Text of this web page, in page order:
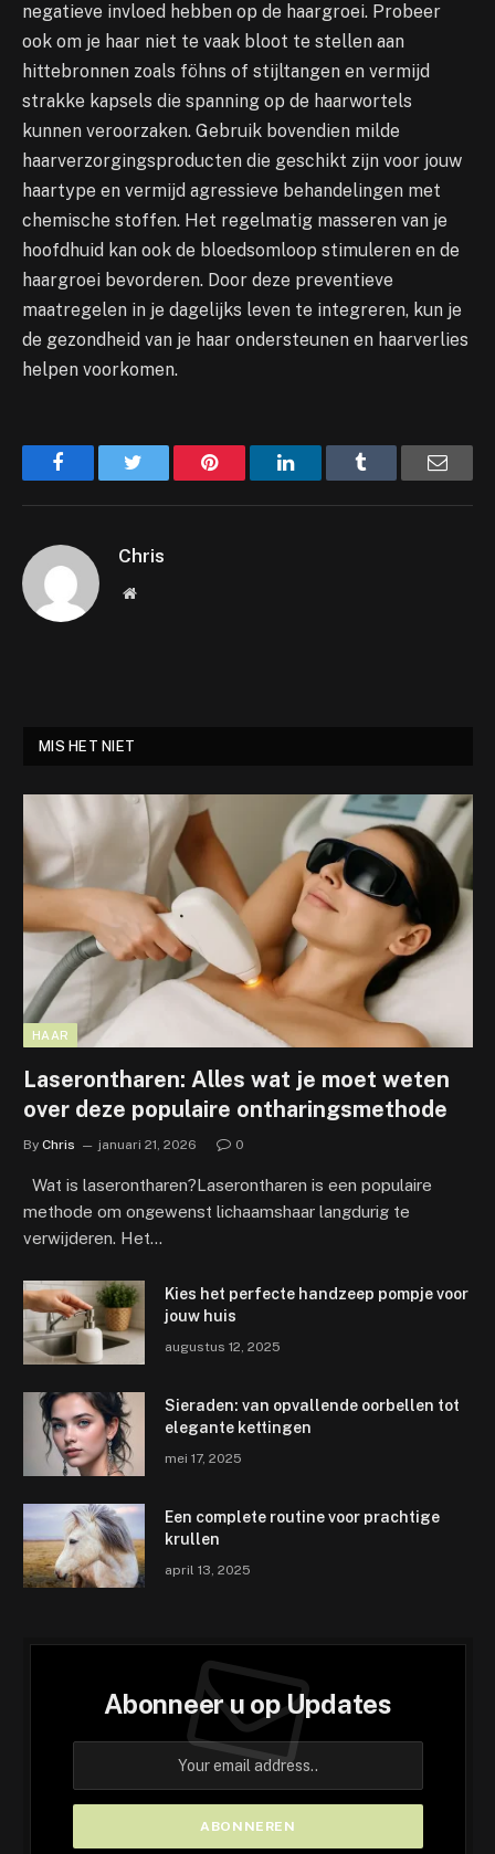
negatieve invloed hebben op de haargroei. Probeer
ook om je haar niet te vaak bloot te stellen aan
hittebronnen zoals föhns of stijltangen en vermijd
strakke kapsels die spanning op de haarwortels
kunnen veroorzaken. Gebruik bovendien milde
haarverzorgingsproducten die geschikt zijn voor jouw
haartype en vermijd agressieve behandelingen met
chemische stoffen. Het regelmatig masseren van je
hoofdhuid kan ook de bloedsomloop stimuleren en de
haargroei bevorderen. Door deze preventieve
maatregelen in je dagelijks leven te integreren, kun je
de gezondheid van je haar ondersteunen en haarverlies
helpen voorkomen.
Facebook Pinterest LinkedIn Email
Chris
Website
MIS HET NIET
HAAR
Laserontharen: Alles wat je moet weten
over deze populaire ontharingsmethode
By Chris januari 21, 2026 0
Wat is laserontharen?Laserontharen is een populaire
methode om ongewenst lichaamshaar langdurig te
verwijderen. Het…
Kies het perfecte handzeep pompje voor
jouw huis
augustus 12, 2025
Sieraden: van opvallende oorbellen tot
elegante kettingen
mei 17, 2025
Een complete routine voor prachtige
krullen
april 13, 2025
Abonneer u op Updates